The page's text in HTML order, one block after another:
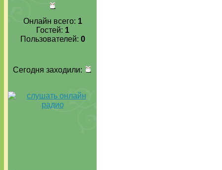
Онлайн всего: 1
Гостей: 1
Пользователей: 0
Сегодня заходили: